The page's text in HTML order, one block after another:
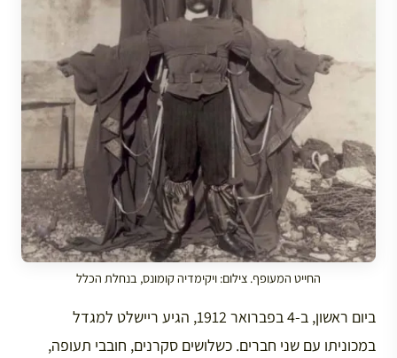
החייט המעופף. צילום: ויקימדיה קומונס, בנחלת הכלל
ביום ראשון, ב-4 בפברואר 1912, הגיע ריישלט למגדל
במכוניתו עם שני חברים. כשלושים סקרנים, חובבי תעופה,